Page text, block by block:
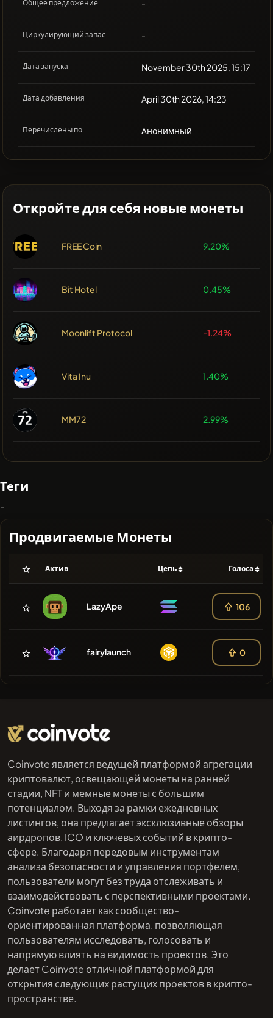
Общее предложение -
Циркулирующий запас -
Дата запуска November 30th 2025, 15:17
Дата добавления April 30th 2026, 14:23
Перечислены по Анонимный
Откройте для себя новые монеты
FREE Coin 9.20%
Bit Hotel 0.45%
Moonlift Protocol -1.24%
Vita Inu 1.40%
MM72 2.99%
Теги
-
Продвигаемые Монеты
Актив Цепь Голоса
LazyApe 106
fairylaunch 0
Coinvote является ведущей платформой агрегации
криптовалют, освещающей монеты на ранней
стадии, NFT и мемные монеты с большим
потенциалом. Выходя за рамки ежедневных
листингов, она предлагает эксклюзивные обзоры
аирдропов, ICO и ключевых событий в крипто-
сфере. Благодаря передовым инструментам
анализа безопасности и управления портфелем,
пользователи могут без труда отслеживать и
взаимодействовать с перспективными проектами.
Coinvote работает как сообщество-
ориентированная платформа, позволяющая
пользователям исследовать, голосовать и
напрямую влиять на видимость проектов. Это
делает Coinvote отличной платформой для
открытия следующих растущих проектов в крипто-
пространстве.